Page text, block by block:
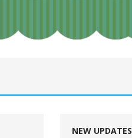
NEW UPDATES